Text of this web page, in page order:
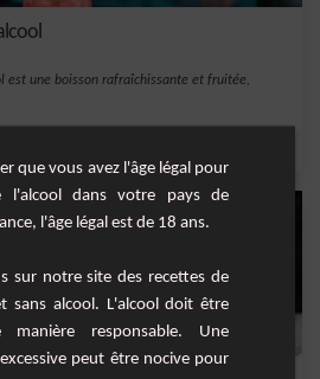
est une boisson rafraîchissante et fruitée,
que vous avez l'âge légal pour
l'alcool dans votre pays de
l'âge légal est de 18 ans.
sur notre site des recettes de
sans alcool. L'alcool doit être
manière responsable. Une
peut être nocive pour